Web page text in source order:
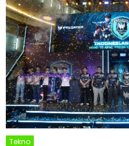
Tekno